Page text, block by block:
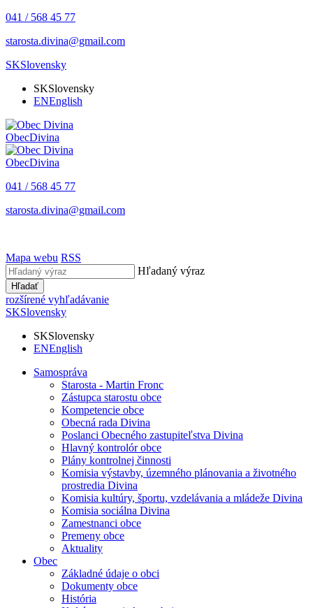
041 / 568 45 77
starosta.divina@gmail.com
SKSlovensky
SKSlovensky
ENEnglish
ObecDivina
ObecDivina
041 / 568 45 77
starosta.divina@gmail.com
Mapa webu RSS
Hľadaný výraz
Hľadať
rozšírené vyhľadávanie
SKSlovensky
SKSlovensky
ENEnglish
Samospráva
Starosta - Martin Fronc
Zástupca starostu obce
Kompetencie obce
Obecná rada Divina
Poslanci Obecného zastupiteľstva Divina
Hlavný kontrolór obce
Plány kontrolnej činnosti
Komisia výstavby, územného plánovania a životného
prostredia Divina
Komisia kultúry, športu, vzdelávania a mládeže Divina
Komisia sociálna Divina
Zamestnanci obce
Premeny obce
Aktuality
Obec
Základné údaje o obci
Dokumenty obce
História